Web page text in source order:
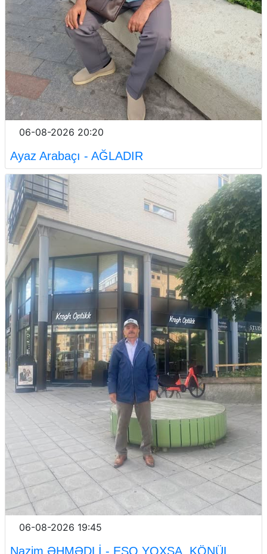
06-08-2026 20:20
Ayaz Arabaçı - AĞLADIR
06-08-2026 19:45
Nazim ƏHMƏDLİ - EŞQ YOXSA, KÖNÜL